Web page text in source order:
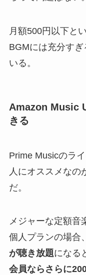
月額500円以下と
BGMには充分す
いる。
Amazon Music
きる
Prime Musicのラ
人にオススメなの
だ。
メジャーな定額音
個人プランの場合
が聴き放題になる
会員ならさらに